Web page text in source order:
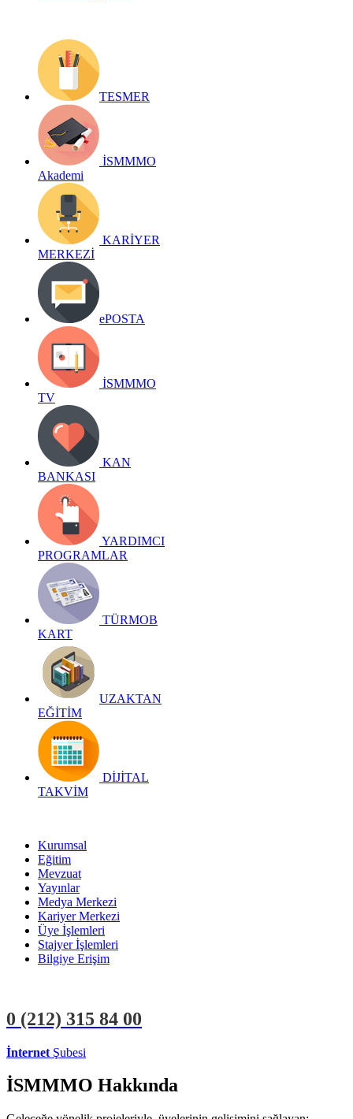
TESMER
İSMMMO
Akademi
KARİYER
MERKEZİ
ePOSTA
İSMMMO
TV
KAN
BANKASI
YARDIMCI
PROGRAMLAR
TÜRMOB
KART
UZAKTAN
EĞİTİM
DİJİTAL
TAKVİM
Kurumsal
Eğitim
Mevzuat
Yayınlar
Medya Merkezi
Kariyer Merkezi
Üye İşlemleri
Stajyer İşlemleri
Bilgiye Erişim
0 (212) 315 84 00
İnternet Şubesi
İSMMMO Hakkında